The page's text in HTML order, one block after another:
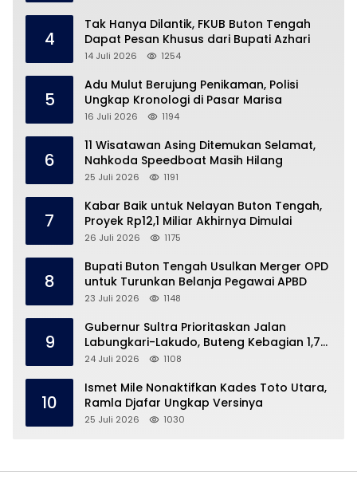
4
Tak Hanya Dilantik, FKUB Buton Tengah
Dapat Pesan Khusus dari Bupati Azhari
14 Juli 2026 1254
5
Adu Mulut Berujung Penikaman, Polisi
Ungkap Kronologi di Pasar Marisa
16 Juli 2026 1194
6
11 Wisatawan Asing Ditemukan Selamat,
Nahkoda Speedboat Masih Hilang
25 Juli 2026 1191
7
Kabar Baik untuk Nelayan Buton Tengah,
Proyek Rp12,1 Miliar Akhirnya Dimulai
26 Juli 2026 1175
8
Bupati Buton Tengah Usulkan Merger OPD
untuk Turunkan Belanja Pegawai APBD
23 Juli 2026 1148
9
Gubernur Sultra Prioritaskan Jalan
Labungkari-Lakudo, Buteng Kebagian 1,7
Km
24 Juli 2026 1108
10
Ismet Mile Nonaktifkan Kades Toto Utara,
Ramla Djafar Ungkap Versinya
25 Juli 2026 1030